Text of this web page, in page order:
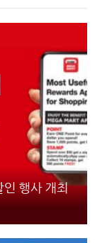
인 행사 개최